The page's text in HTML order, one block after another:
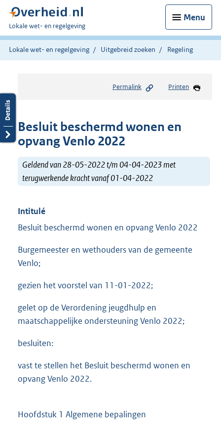
Menu
U
bent
hier:
Lokale wet- en regelgeving
Lokale wet- en regelgeving Uitgebreid zoeken Regeling
Permalink Printen
Besluit beschermd wonen en
opvang Venlo 2022
Geldend van 28-05-2022 t/m 04-04-2023 met
terugwerkende kracht vanaf 01-04-2022
Intitulé
Besluit beschermd wonen en opvang Venlo 2022
Burgemeester en wethouders van de gemeente
Venlo;
gezien het voorstel van 11-01-2022;
gelet op de Verordening jeugdhulp en
maatschappelijke ondersteuning Venlo 2022;
besluiten:
vast te stellen het Besluit beschermd wonen en
opvang Venlo 2022.
Hoofdstuk 1 Algemene bepalingen